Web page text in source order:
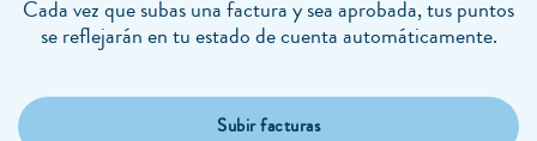
Cada vez que subas una factura y sea aprobada, tus puntos
se reflejarán en tu estado de cuenta automáticamente.
Subir facturas